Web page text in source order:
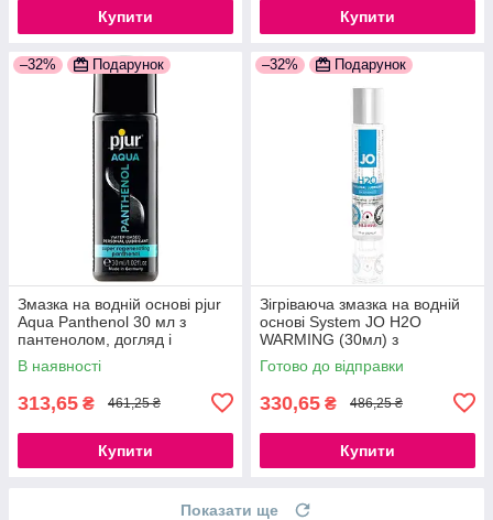
Купити Купити
–32% Подарунок
Змазка на водній основі pjur
Aqua Panthenol 30 мл з
пантенолом, догляд і
зволоження 777Store.com.ua
В наявності
313,65 ₴ 461,25 ₴
Купити
–32% Подарунок
Зігріваюча змазка на водній
основі System JO H2O
WARMING (30мл) з
екстрактом м'яти перцевої
777Store.com.ua
Готово до відправки
330,65 ₴ 486,25 ₴
Купити
Показати ще